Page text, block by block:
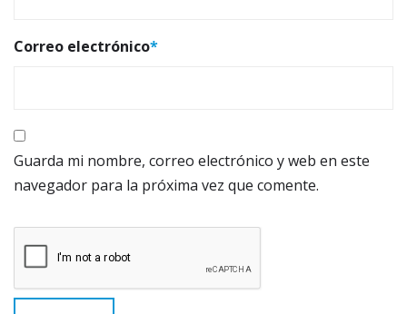
Correo electrónico*
Guarda mi nombre, correo electrónico y web en este
navegador para la próxima vez que comente.